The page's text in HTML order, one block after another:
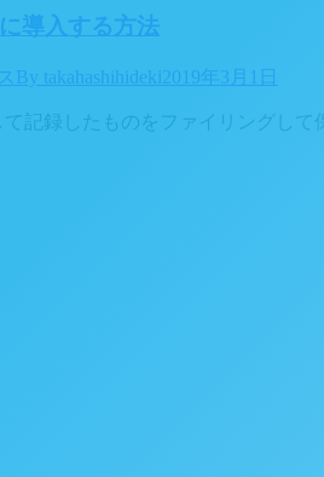
導入する方法
By takahashihideki 2019年3月1日
記録したものをファイリングし